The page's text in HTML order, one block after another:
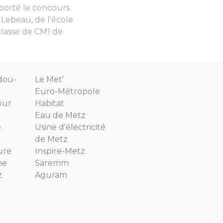
le concours
de l'école
de CM1 de
Le Met’
Euro-Métropole
Habitat
Eau de Metz
Usine d'électricité
de Metz
Inspire-Metz
Saremm
Aguram